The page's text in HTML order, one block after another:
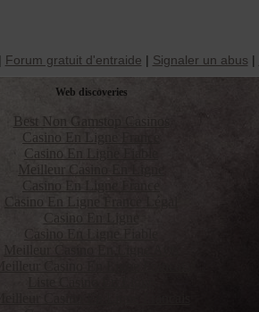
| Forum gratuit d'entraide | Signaler un abus |
Web discoveries
Best Non Gamstop Casinos
Casino En Ligne France
Casino En Ligne Fiable
Meilleur Casino En Ligne
Casino En Ligne France
Casino En Ligne France Légal